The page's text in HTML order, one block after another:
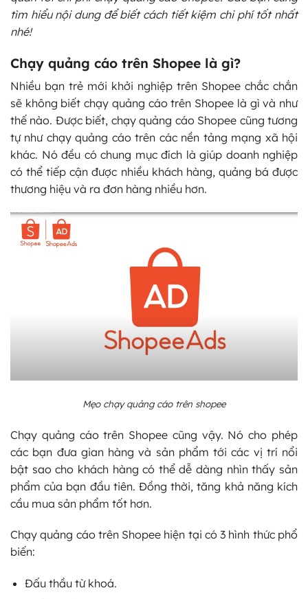
tìm hiểu nội dung để biết cách tiết kiệm chi phí tốt nhất
nhé!
Chạy quảng cáo trên Shopee là gì?
Nhiều bạn trẻ mới khởi nghiệp trên Shopee chắc chắn
sẽ không biết chạy quảng cáo trên Shopee là gì và như
thế nào. Được biết, chạy quảng cáo Shopee cũng tương
tự như chạy quảng cáo trên các nền tảng mạng xã hội
khác. Nó đều có chung mục đích là giúp doanh nghiệp
có thể tiếp cận được nhiều khách hàng, quảng bá được
thương hiệu và ra đơn hàng nhiều hơn.
Mẹo chạy quảng cáo trên shopee
Chạy quảng cáo trên Shopee cũng vậy. Nó cho phép
các bạn đưa gian hàng và sản phẩm tới các vị trí nổi
bật sao cho khách hàng có thể dễ dàng nhìn thấy sản
phẩm của bạn đầu tiên. Đồng thời, tăng khả năng kích
cầu mua sản phẩm tốt hơn.
Chạy quảng cáo trên Shopee hiện tại có 3 hình thức phổ
biến:
Đấu thầu từ khoá.